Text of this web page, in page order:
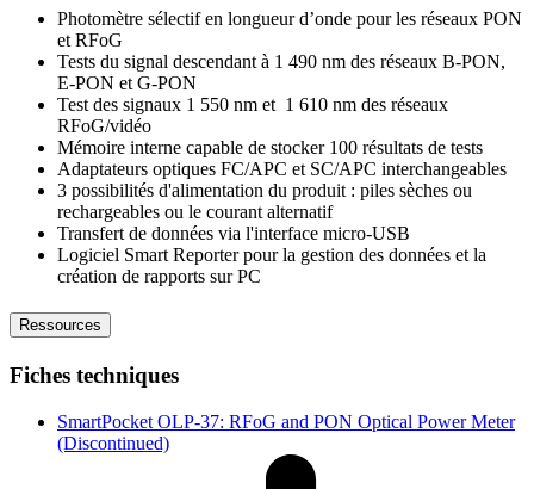
Photomètre sélectif en longueur d’onde pour les réseaux PON
et RFoG
Tests du signal descendant à 1 490 nm des réseaux B-PON,
E-PON et G-PON
Test des signaux 1 550 nm et 1 610 nm des réseaux
RFoG/vidéo
Mémoire interne capable de stocker 100 résultats de tests
Adaptateurs optiques FC/APC et SC/APC interchangeables
3 possibilités d'alimentation du produit : piles sèches ou
rechargeables ou le courant alternatif
Transfert de données via l'interface micro-USB
Logiciel Smart Reporter pour la gestion des données et la
création de rapports sur PC
Ressources
Fiches techniques
SmartPocket OLP-37: RFoG and PON Optical Power Meter
(Discontinued)